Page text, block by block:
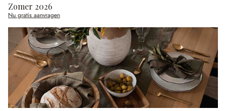
Zomer 2026
Nu gratis aanvragen